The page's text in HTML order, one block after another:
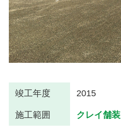
竣工年度 2015
施工範囲 クレイ舗装